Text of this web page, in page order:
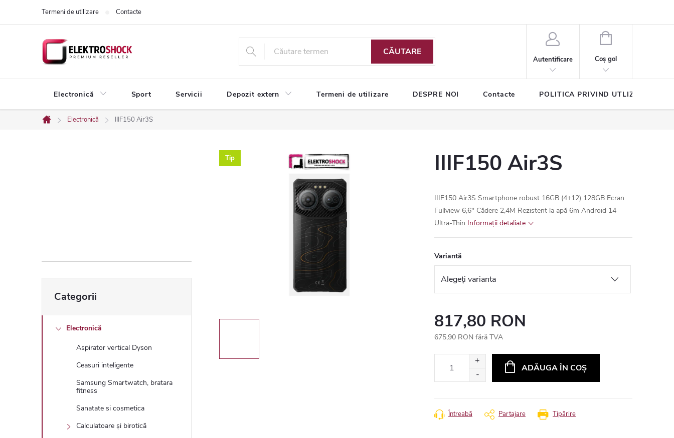
Termeni de utilizare Contacte
CĂUTARE
Autentificare
COŞ
CUMPĂRĂTURI
Coş gol
Electronică Sport Servicii Depozit extern Termeni de utilizare DESPRE NOI Contacte POLITICA PRIVIND UTLIZAREA
Acasă
Electronică IIIF150 Air3S
l
a
t peste
categorii
Categorii
Electronică
Aspirator vertical Dyson
Ceasuri inteligente
Samsung Smartwatch, bratara
fitness
Sanatate si cosmetica
Calculatoare și birotică
Tip IIIF150 Air3S
IIIF150 Air3S Smartphone robust 16GB (4+12) 128GB Ecran
Fullview 6,6'' Cădere 2,4M Rezistent la apă 6m Android 14
Ultra-Thin Informaţii detaliate
Variantă
817,80 RON
675,90 RON fără TVA
ADĂUGA ÎN COŞ
Tipărire
Întreabă Partajare